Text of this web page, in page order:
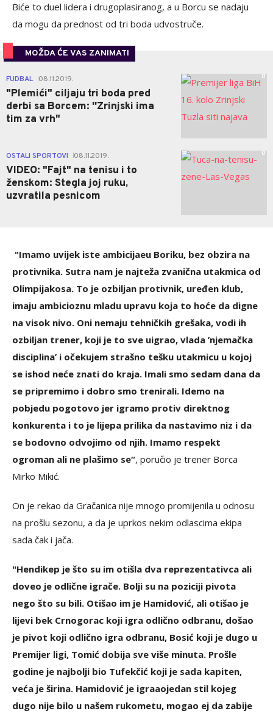
Biće to duel lidera i drugoplasiranog, a u Borcu se nadaju
da mogu da prednost od tri boda udvostruče.
MOŽDA ĆE VAS ZANIMATI
FUDBAL 08.11.2019.
"Plemići" ciljaju tri boda pred
derbi sa Borcem: ''Zrinjski ima
tim za vrh"
0
OSTALI SPORTOVI 08.11.2019.
VIDEO: "Fajt" na tenisu i to
ženskom: Stegla joj ruku,
uzvratila pesnicom
0
"Imamo uvijek iste ambicijaeu Boriku, bez obzira na
protivnika. Sutra nam je najteža zvanična utakmica od
Olimpijakosa. To je ozbiljan protivnik, uređen klub,
imaju ambicioznu mladu upravu koja to hoće da digne
na visok nivo. Oni nemaju tehničkih grešaka, vodi ih
ozbiljan trener, koji je to sve uigrao, vlada ’njemačka
disciplina’ i očekujem strašno tešku utakmicu u kojoj
se ishod neće znati do kraja. Imali smo sedam dana da
se pripremimo i dobro smo trenirali. Idemo na
pobjedu pogotovo jer igramo protiv direktnog
konkurenta i to je lijepa prilika da nastavimo niz i da
se bodovno odvojimo od njih. Imamo respekt
ogroman ali ne plašimo se“, poručio je trener Borca
Mirko Mikić.
On je rekao da Gračanica nije mnogo promijenila u odnosu
na prošlu sezonu, a da je uprkos nekim odlascima ekipa
sada čak i jača.
"Hendikep je što su im otišla dva reprezentativca ali
doveo je odlične igrače. Bolji su na poziciji pivota
nego što su bili. Otišao im je Hamidović, ali otišao je
lijevi bek Crnogorac koji igra odlično odbranu, došao
je pivot koji odlično igra odbranu, Bosić koji je dugo u
Premijer ligi, Tomić dobija sve više minuta. Prošle
godine je najbolji bio Tufekčić koji je sada kapiten,
veća je širina. Hamidović je igraaojedan stil kojeg
dugo nije bilo u našem rukometu, mogao ej da zabije